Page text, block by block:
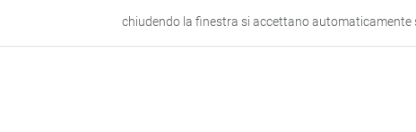
chiudendo la finestra si accettano automaticamente